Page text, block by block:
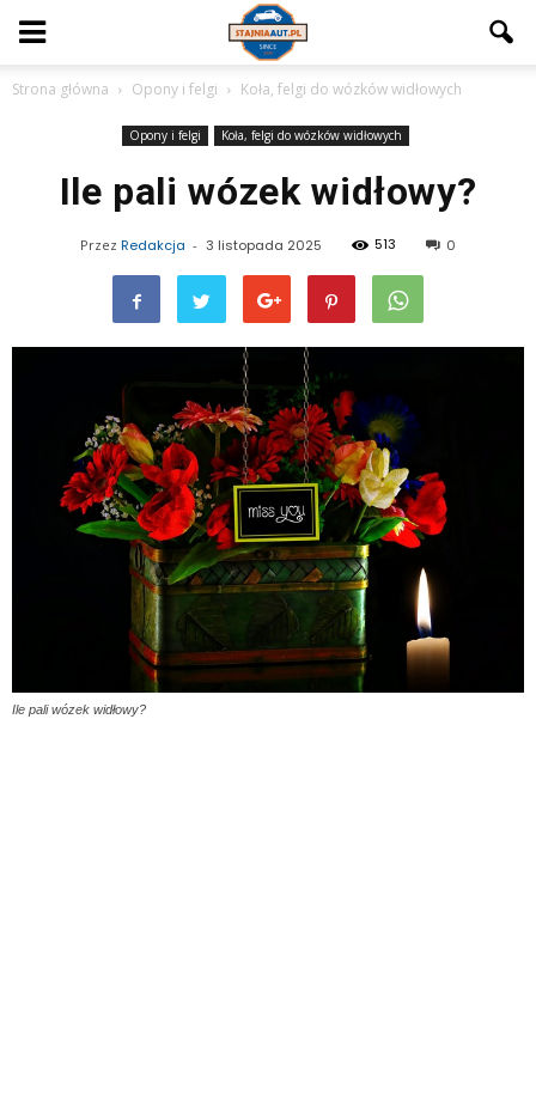
Strona główna Opony i felgi Koła, felgi do wózków widłowych
Opony i felgi Koła, felgi do wózków widłowych
Ile pali wózek widłowy?
Przez Redakcja - 3 listopada 2025 513 0
Ile pali wózek widłowy?